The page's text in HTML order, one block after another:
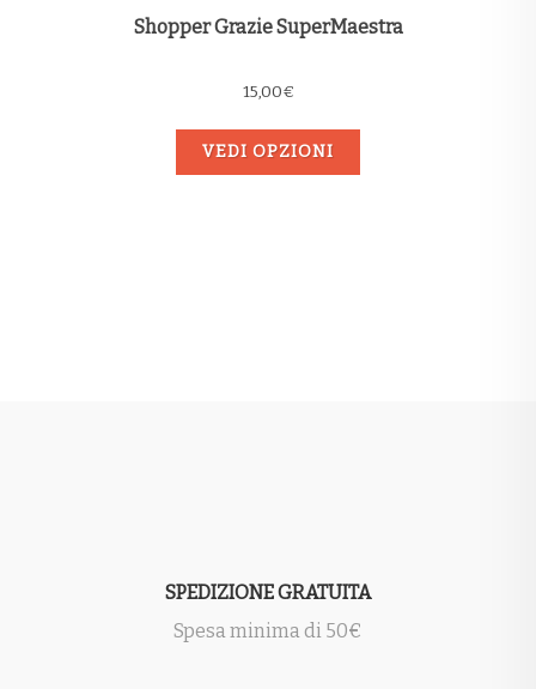
Shopper Grazie SuperMaestra
15,00€
VEDI OPZIONI
SPEDIZIONE GRATUITA
Spesa minima di 50€